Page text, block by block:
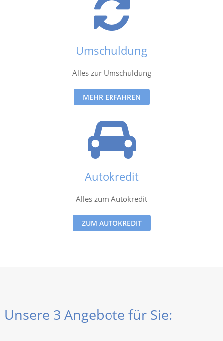
Umschuldung
Alles zur Umschuldung
MEHR ERFAHREN
Autokredit
Alles zum Autokredit
ZUM AUTOKREDIT
Unsere 3 Angebote für Sie: